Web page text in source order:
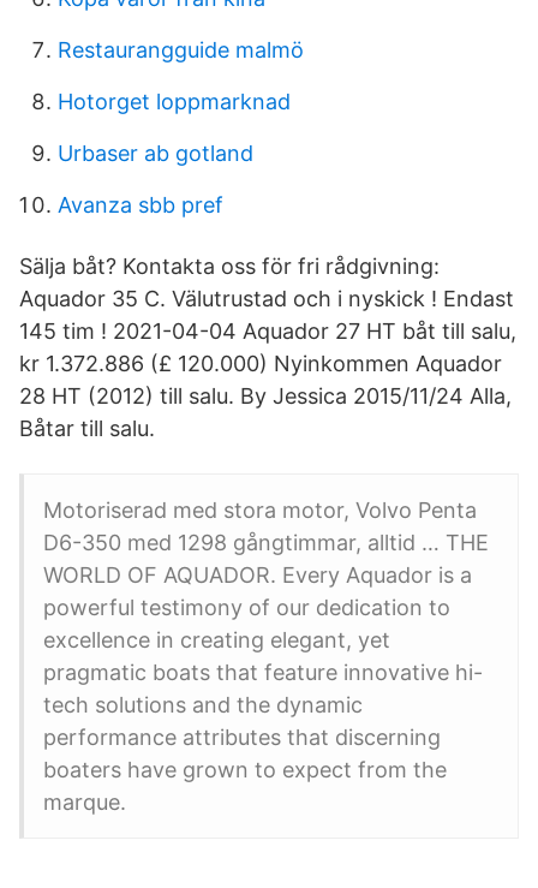
Restaurangguide malmö
Hotorget loppmarknad
Urbaser ab gotland
Avanza sbb pref
Sälja båt? Kontakta oss för fri rådgivning:
Aquador 35 C. Välutrustad och i nyskick ! Endast
145 tim ! 2021-04-04 Aquador 27 HT båt till salu,
kr 1.372.886 (£ 120.000) Nyinkommen Aquador
28 HT (2012) till salu. By Jessica 2015/11/24 Alla,
Båtar till salu.
Motoriserad med stora motor, Volvo Penta
D6-350 med 1298 gångtimmar, alltid … THE
WORLD OF AQUADOR. Every Aquador is a
powerful testimony of our dedication to
excellence in creating elegant, yet
pragmatic boats that feature innovative hi-
tech solutions and the dynamic
performance attributes that discerning
boaters have grown to expect from the
marque.